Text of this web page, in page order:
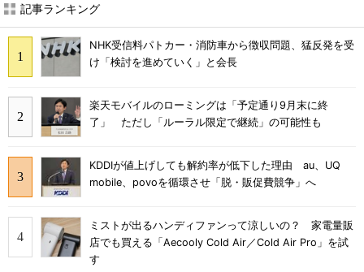
記事ランキング
NHK受信料パトカー・消防車から徴収問題、猛反発を受
け「検討を進めていく」と会長
楽天モバイルのローミングは「予定通り9月末に終
了」 ただし「ルーラル限定で継続」の可能性も
KDDIが値上げしても解約率が低下した理由 au、UQ
mobile、povoを循環させ「脱・販促費競争」へ
ミストが出るハンディファンって涼しいの？ 家電量販
店でも買える「Aecooly Cold Air／Cold Air Pro」を試
す